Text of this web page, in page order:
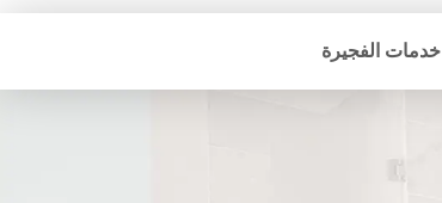
خدمات الفجيرة